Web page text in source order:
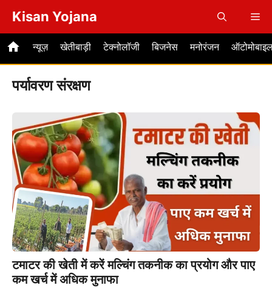
content
Kisan Yojana
न्यूज़ खेतीबाड़ी टेक्नोलॉजी बिजनेस मनोरंजन
पर्यावरण संरक्षण
टमाटर की खेती में करें मल्चिंग तकनीक का प्रयोग और पाए
कम खर्च में अधिक मुनाफा